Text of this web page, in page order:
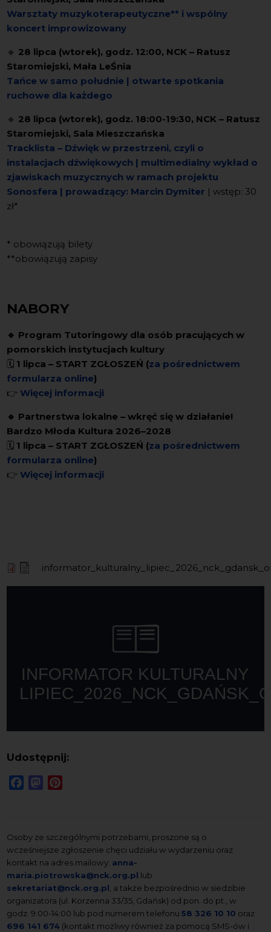
Warsztaty muzykoterapeutyczne** i wspólny
koncert improwizowany
🔹 28 lipca (wtorek), godz. 12:00, NCK – Ratusz
Staromiejski, Mała LeŚnia
Tańce w samo południe | otwarte spotkania
ruchowe dla każdego
🔹 28 lipca (wtorek), godz. 18:00-19:30, NCK – Ratusz
Staromiejski, Sala Mieszczańska
Tracklista – Dźwięk w przestrzeni, czyli o
instalacjach dźwiękowych | multimedialny wykład o
zjawiskach muzycznychw ramach projektu
Sonosfera | prowadzący: Marcin Dymiter | wstęp: 30
zł*
* obowiązują bilety
**obowiązują zapisy
NABORY
🔹 Program Tutoringowy dla osób pracujących w
pomorskich instytucjach kultury
🗓️ 1 lipca – START ZGŁOSZEŃ (za pośrednictwem
formularza online)
👉Więcej informacji
🔹 Partnerstwa lokalne – wkręć się w działanie!
Bardzo Młoda Kultura 2026–2028
🗓️ 1 lipca – START ZGŁOSZEŃ (za pośrednictwem
formularza online)
👉Więcej informacji
Udostępnij:
FacebookMastodon
Osoby ze szczególnymi potrzebami, proszone są o
wcześniejsze zgłoszenie chęci udziału w wydarzeniu oraz
kontakt na adres mailowy: anna-
maria.piotrowska@nck.org.pl lub
sekretariat@nck.org.pl , a także bezpośrednio w siedzibie
organizatora (ul. Korzenna 33/35, Gdańsk) od pon. do pt., w
godz. 9:00-14:00 lub pod numerem telefonu58 326 10 10 oraz
696 141 674 (kontakt możliwy również za pomocą SMS-ów i